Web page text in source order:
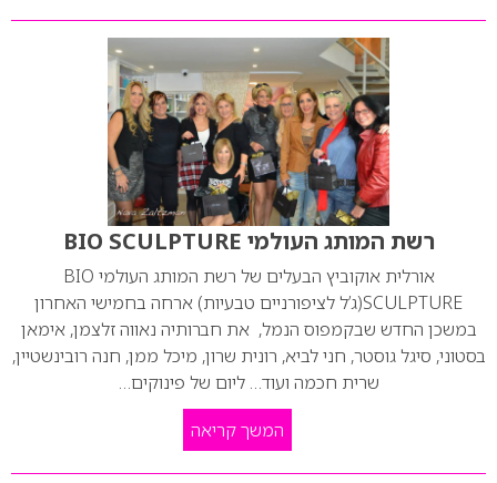
רשת המותג העולמי BIO SCULPTURE
אורלית אוקוביץ הבעלים של רשת המותג העולמי BIO
SCULPTURE(ג’ל לציפורניים טבעיות) ארחה בחמישי האחרון
במשכן החדש שבקמפוס הנמל, את חברותיה נאווה זלצמן, אימאן
בסטוני, סיגל גוסטר, חני לביא, רונית שרון, מיכל ממן, חנה רובינשטיין,
שרית חכמה ועוד… ליום של פינוקים…
המשך קריאה